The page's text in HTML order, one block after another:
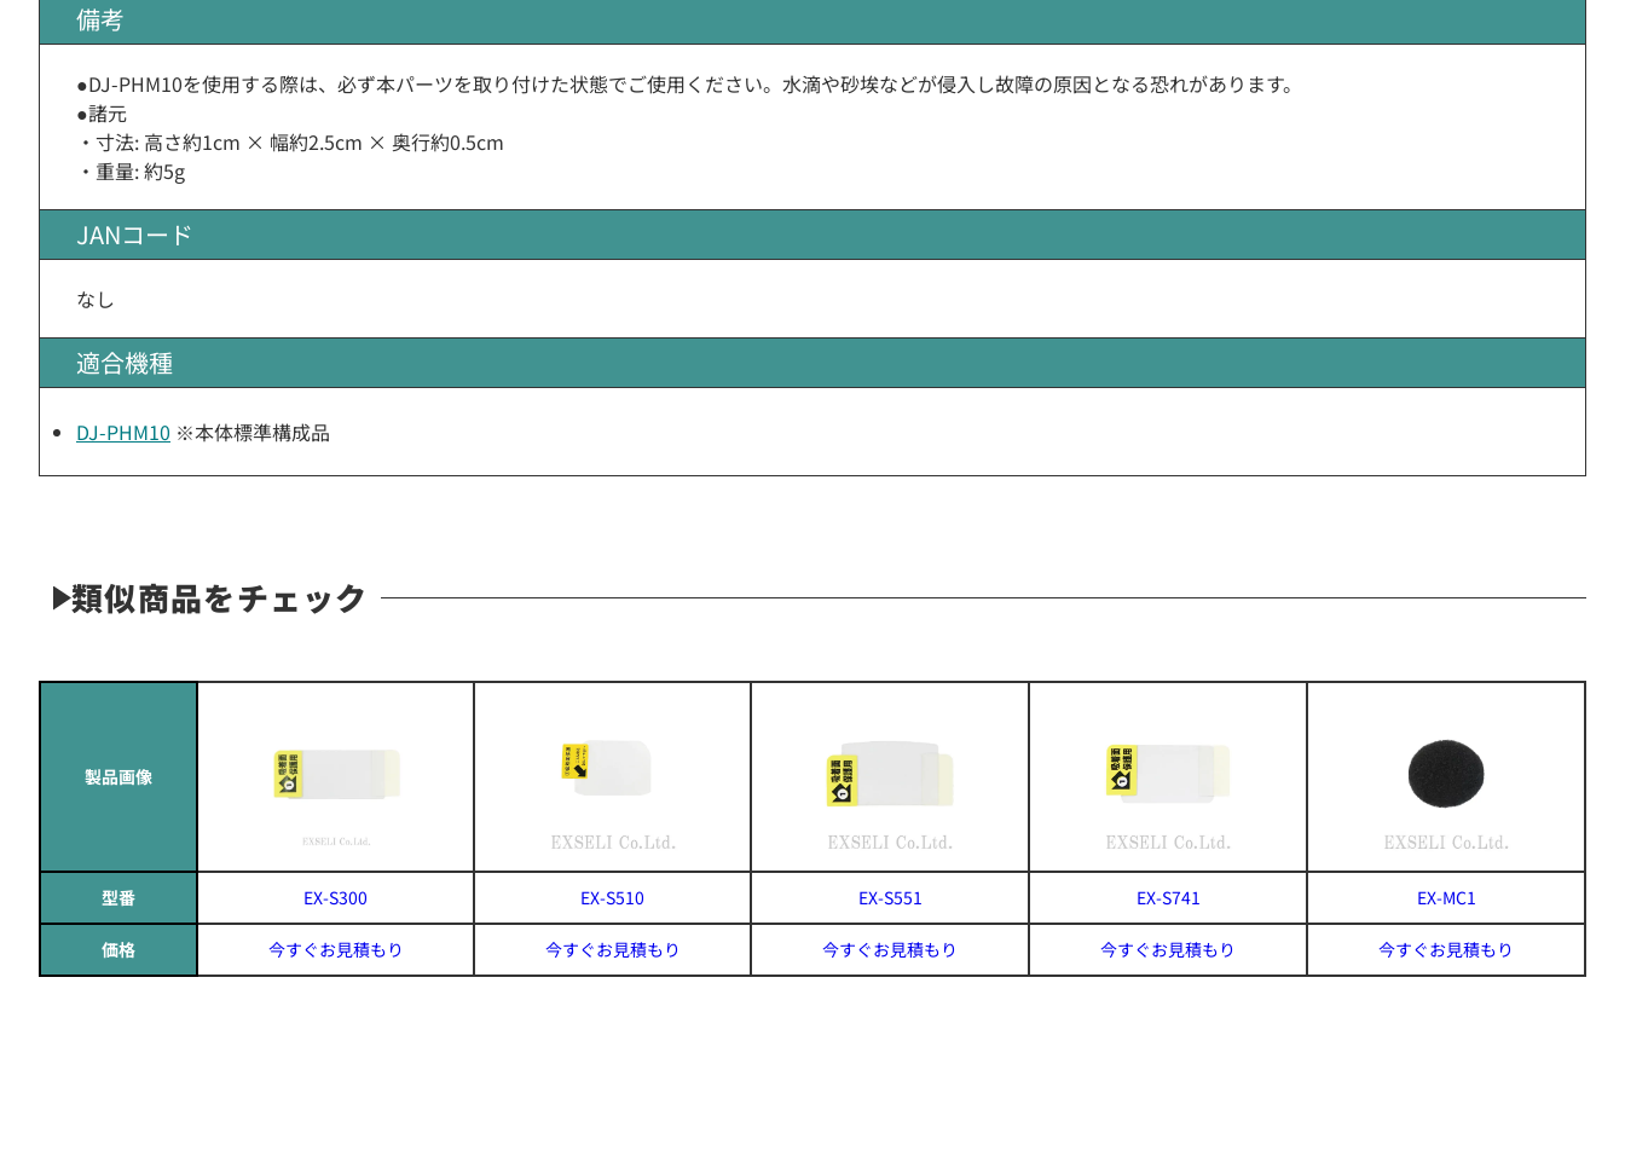
備考
●DJ-PHM10を使用する際は、必ず本パーツを取り付けた状態でご使用ください。水滴や砂埃などが侵入し故障の原因となる恐れがあります。
●諸元
・寸法: 高さ約1cm × 幅約2.5cm × 奥行約0.5cm
・重量: 約5g
JANコード
なし
適合機種
DJ-PHM10 ※本体標準構成品
類似商品をチェック
製品画像
型番 EX-S300 EX-S510 EX-S551 EX-S741 EX-MC1
価格 今すぐお見積もり 今すぐお見積もり 今すぐお見積もり 今すぐお見積もり 今すぐお見積もり